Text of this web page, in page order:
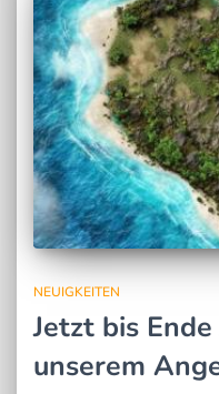
NEUIGKEITEN
Jetzt bis
unserem